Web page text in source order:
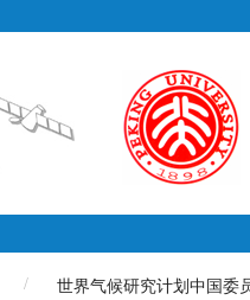
世界气候研究计划中国委